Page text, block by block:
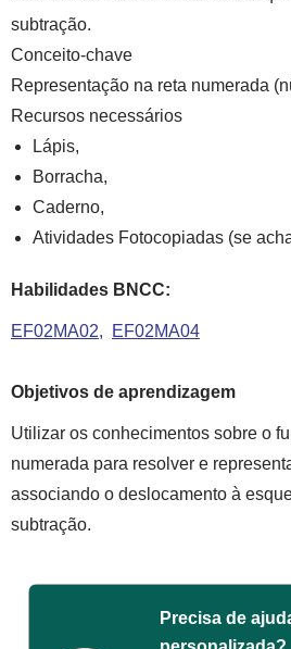
subtração.
Conceito-chave
Representação na reta numerada
Recursos necessários
Lápis,
Borracha,
Caderno,
Atividades Fotocopiadas (se
Habilidades BNCC:
EF02MA02 EF02MA04
Objetivos de aprendizagem
Utilizar os conhecimentos sobre o
numerada para resolver e
associando o deslocamento à
subtração.
Precisa de